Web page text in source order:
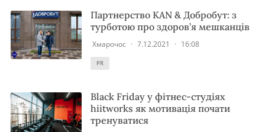
Партнерство KAN & Добробут: з
турботою про здоров’я мешканців
Хмарочос · 7.12.2021 · 16:08
PR
Black Friday у фітнес-студіях
hiitworks як мотивація почати
тренуватися